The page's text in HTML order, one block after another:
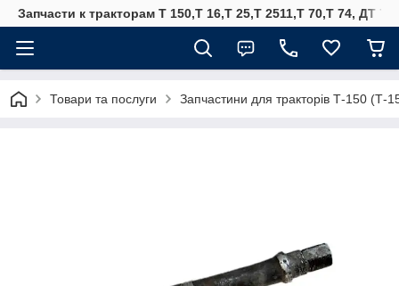
Запчасти к тракторам Т 150,Т 16,Т 25,Т 2511,Т 70,Т 74, ДТ
Товари та послуги Запчастини для тракторів Т-150